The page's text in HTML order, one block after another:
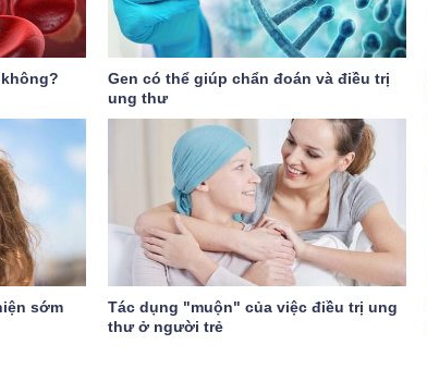
Gen có thể giúp chẩn đoán và điều trị
ung thư
sớm
Tác dụng "muộn" của việc điều trị ung
thư ở người trẻ